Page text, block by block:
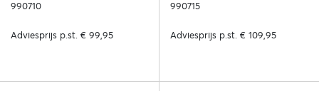
KNHS FAN NL
990710
Adviesprijs p.st. € 99,95
FAN NL (POLYGIENE)
990715
Adviesprijs p.st. € 109,95